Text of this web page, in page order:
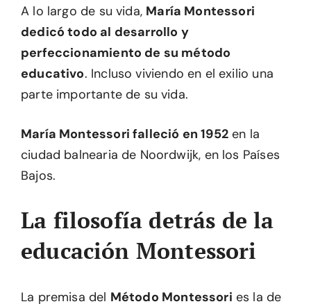
A lo largo de su vida, María Montessori
dedicó todo al desarrollo y
perfeccionamiento de su método
educativo. Incluso viviendo en el exilio una
parte importante de su vida.
María Montessori falleció en 1952en la
ciudad balnearia de Noordwijk, en los Países
Bajos.
La filosofía detrás de la
educación Montessori
La premisa del Método Montessori es la de